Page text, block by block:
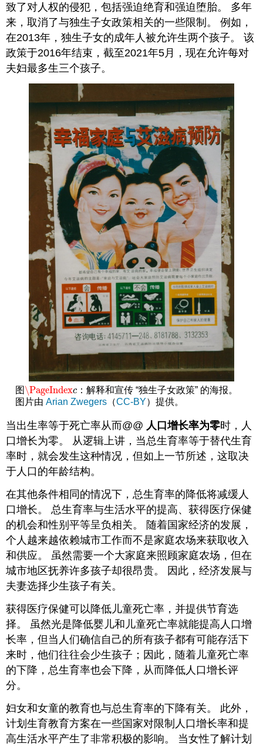
致了对人权的侵犯，包括强迫绝育和强迫堕胎。 多年
来，取消了与独生子女政策相关的一些限制。 例如，
在2013年，独生子女的成年人被允许生两个孩子。 该
政策于2016年结束，截至2021年5月，现在允许每对
夫妇最多生三个孩子。
图\PageIndexc
\PageIndexc ：解释和宣传 “独生子女政策” 的海报。
图片由 Arian Zwegers（CC-BY）提供。
当出生率等于死亡率从而@@ 人口增长率为零时，人
口增长为零。 从逻辑上讲，当总生育率等于替代生育
率时，就会发生这种情况，但如上一节所述，这取决
于人口的年龄结构。
在其他条件相同的情况下，总生育率的降低将减缓人
口增长。 总生育率与生活水平的提高、获得医疗保健
的机会和性别平等呈负相关。 随着国家经济的发展，
个人越来越依赖城市工作而不是家庭农场来获取收入
和供应。 虽然需要一个大家庭来照顾家庭农场，但在
城市地区抚养许多孩子却很昂贵。 因此，经济发展与
夫妻选择少生孩子有关。
获得医疗保健可以降低儿童死亡率，并提供节育选
择。 虽然光是降低婴儿和儿童死亡率就能提高人口增
长率，但当人们确信自己的所有孩子都有可能存活下
来时，他们往往会少生孩子；因此，随着儿童死亡率
的下降，总生育率也会下降，从而降低人口增长评
分。
妇女和女童的教育也与总生育率的下降有关。 此外，
计划生育教育方案在一些国家对限制人口增长率和提
高生活水平产生了非常积极的影响。 当女性了解计划